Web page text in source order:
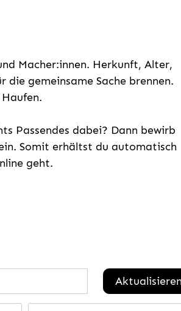
Macher:innen. Herkunft, Alter,
die gemeinsame Sache brennen.
Passendes dabei? Dann bewirb
Somit erhältst du automatisch
geht.
Aktualisieren